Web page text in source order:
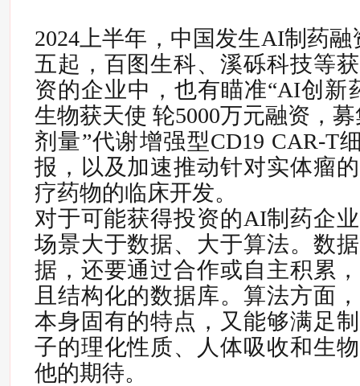
2024上半年，中国发生AI制药
五起，百图生科、溪砾科技等
资的企业中，也有瞄准“AI创新
生物获天使 轮5000万元融资，
剂量”代谢增强型CD19 CAR-T
报，以及加速推动针对实体瘤
疗药物的临床开发。
对于可能获得投资的AI制药企
场景大于数据、大于算法。数
据，还要通过合作或自主积累
且结构化的数据库。算法方面
本身固有的特点，又能够满足
子的理化性质、人体吸收和生
他的期待。